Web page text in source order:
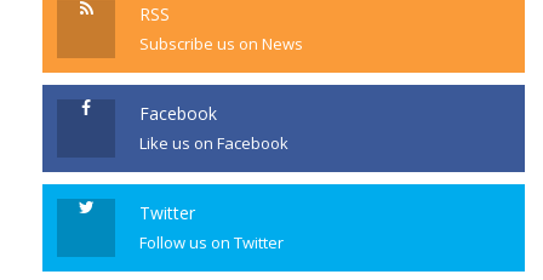
RSS
Subscribe us on News
Facebook
Like us on Facebook
Twitter
Follow us on Twitter